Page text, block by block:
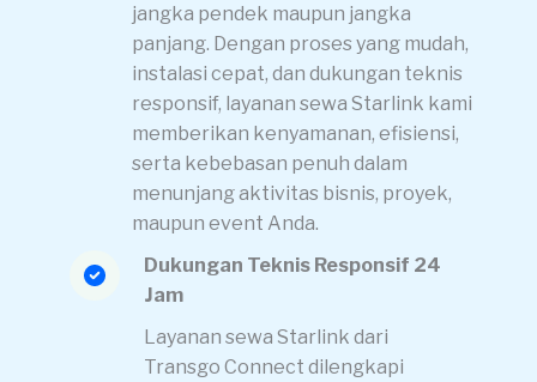
jangka pendek maupun jangka
panjang. Dengan proses yang mudah,
instalasi cepat, dan dukungan teknis
responsif, layanan sewa Starlink kami
memberikan kenyamanan, efisiensi,
serta kebebasan penuh dalam
menunjang aktivitas bisnis, proyek,
maupun event Anda.
Dukungan Teknis Responsif 24
Jam
Layanan sewa Starlink dari
Transgo Connect dilengkapi